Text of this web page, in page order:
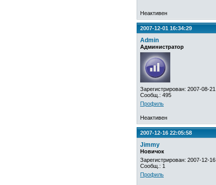
Неактивен
2007-12-01 16:34:29
Admin
Администратор
Зарегистрирован: 2007-08-21
Сообщ.: 495
Профиль
Неактивен
2007-12-16 22:05:58
Jimmy
Новичок
Зарегистрирован: 2007-12-16
Сообщ.: 1
Профиль